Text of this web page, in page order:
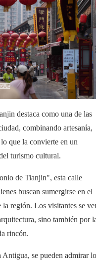
destaca como una de las
combinando artesanía,
que la convierte en un
turismo cultural.
de Tianjin", esta calle
buscan sumergirse en el
región. Los visitantes se
sino también por
rincón.
se pueden admirar